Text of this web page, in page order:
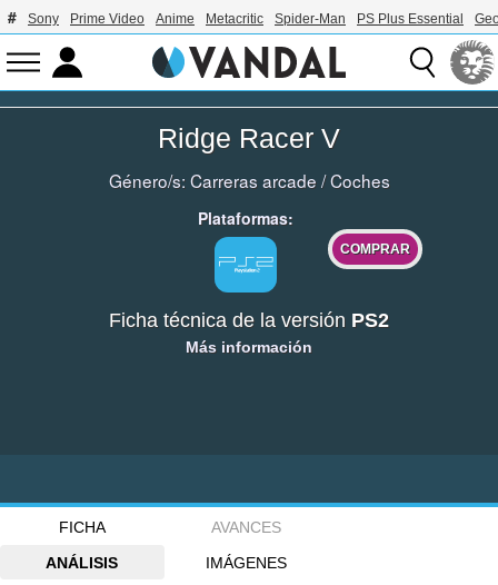
Sony Prime Video Anime Metacritic Spider-Man PS Plus Essential
Ridge Racer V
Género/s: Carreras arcade /Coches
Plataformas:
COMPRAR
Ficha técnica de la versión PS2
Más información
FICHA
AVANCES
ANÁLISIS
IMÁGENES